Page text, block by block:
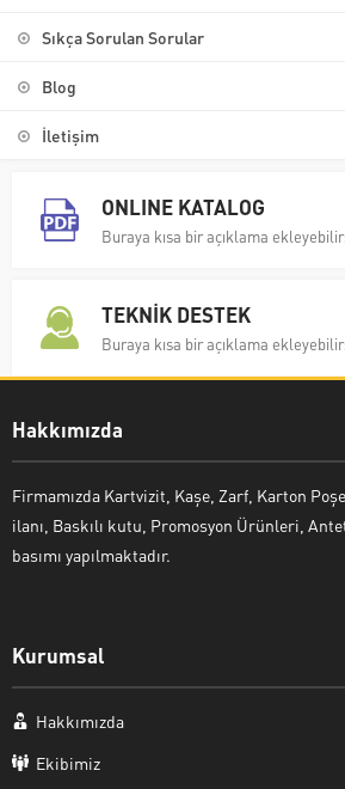
Sıkça Sorulan Sorular
Blog
İletişim
ONLINE KATALOG
Buraya kısa bir açıklama
TEKNİK DESTEK
Buraya kısa bir açıklama
Hakkımızda
Firmamızda Kartvizit, Kaşe, Zarf, Karton
ilanı, Baskılı kutu, Promosyon Ürünleri,
basımı yapılmaktadır.
Kurumsal
Hakkımızda
Ekibimiz